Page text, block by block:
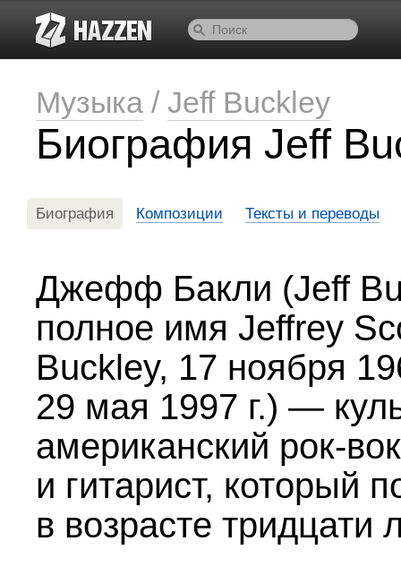
Музыка / Jeff Buckley
Биография Jeff
Биография Композиции Тексты и переводы
Джефф Бакли (Jeff
полное имя Jeffrey
Buckley, 17 ноября
29 мая 1997 г.) —
американский рок-
и гитарист, который
в возрасте тридцати